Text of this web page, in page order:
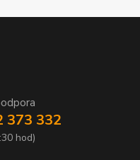
373 332
hod)